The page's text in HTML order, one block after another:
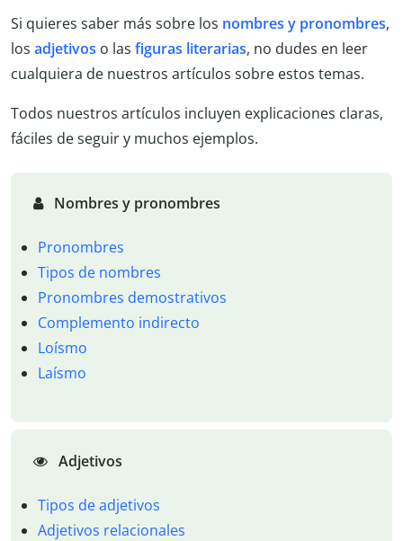
Si quieres saber más sobre los nombres y pronombres,
los adjetivos o las figuras literarias, no dudes en leer
cualquiera de nuestros artículos sobre estos temas.
Todos nuestros artículos incluyen explicaciones claras,
fáciles de seguir y muchos ejemplos.
Nombres y pronombres
Pronombres
Tipos de nombres
Pronombres demostrativos
Complemento indirecto
Loísmo
Laísmo
Adjetivos
Tipos de adjetivos
Adjetivos relacionales